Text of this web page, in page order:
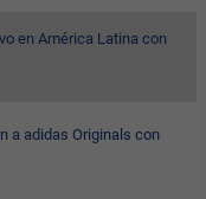
en América Latina con
a adidas Originals con